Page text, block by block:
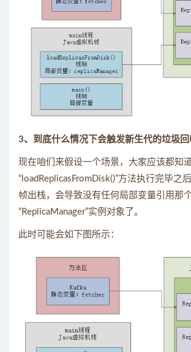
3、到底什么情况下会触发新生代的垃圾回
现在咱们来假设一个场景，大家应该都知
“loadReplicasFromDisk()”方法执行完毕之
帧出栈，会导致没有任何局部变量引用那
“ReplicaManager”实例对象了。
此时可能会如下图所示：